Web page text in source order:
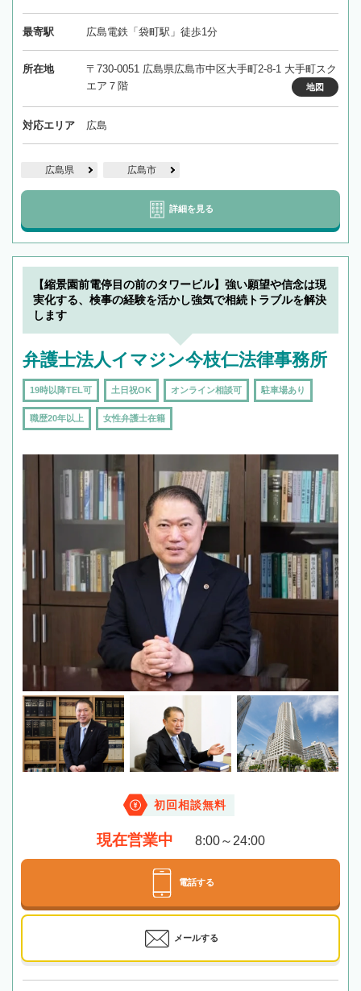
最寄駅 広島電鉄「袋町駅」徒歩1分
所在地
〒730-0051 広島県広島市中区大手町2-8-1 大手町スク
エア７階
地図
対応エリア 広島
広島県 広島市
詳細を見る
【縮景園前電停目の前のタワービル】強い願望や信念は現
実化する、検事の経験を活かし強気で相続トラブルを解決
します
弁護士法人イマジン今枝仁法律事務所
19時以降TEL可 土日祝OK オンライン相談可 駐車場あり
職歴20年以上 女性弁護士在籍
初回相談無料
現在営業中 8:00～24:00
電話する
メールする